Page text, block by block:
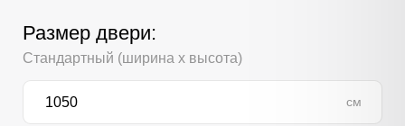
Размер двери:
Стандартный (ширина х высота)
см